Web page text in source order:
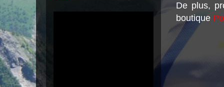
De plus,
boutique